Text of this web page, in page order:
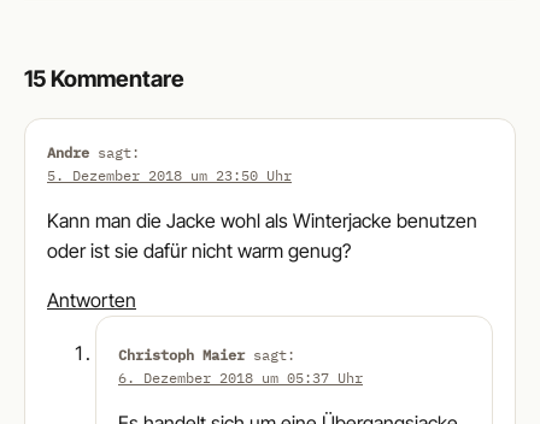
15 Kommentare
Andre sagt:
5. Dezember 2018 um 23:50 Uhr
Kann man die Jacke wohl als Winterjacke benutzen
oder ist sie dafür nicht warm genug?
Antworten
Christoph Maier sagt:
6. Dezember 2018 um 05:37 Uhr